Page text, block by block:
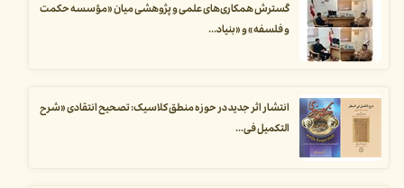
گسترش همکاری‌های علمی و پژوهشی میان «مؤسسه حکمت
و فلسفه» و «بنیاد...
انتشار اثر جدید در حوزه منطق کلاسیک: تصحیح انتقادی «شرح
التکمیل فی...